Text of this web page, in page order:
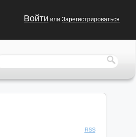
Войти или Зарегистрироваться
RSS